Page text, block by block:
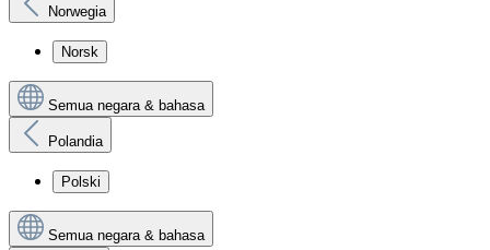
Norwegia
Norsk
Semua negara & bahasa
Polandia
Polski
Semua negara & bahasa